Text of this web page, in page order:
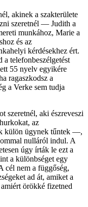
akinek a szakterülete
szeretnél — Judith a
munkához, Marie a
és az
kérdésekhez ért.
a telefonbeszélgetést
55 nyelv egyikére
ragaszkodsz a
a Verke sem tudja
szeretnél, aki észreveszi
az
külön ügynek tűntek —,
nulláról indul. A
úgy írták le ezt a
a különbséget egy
cél nem a függőség,
ad át, amiket a
örökké fizetned